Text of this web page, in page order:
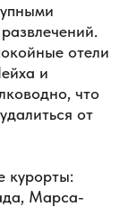
отели
и
что
от
курорты:
Марса-